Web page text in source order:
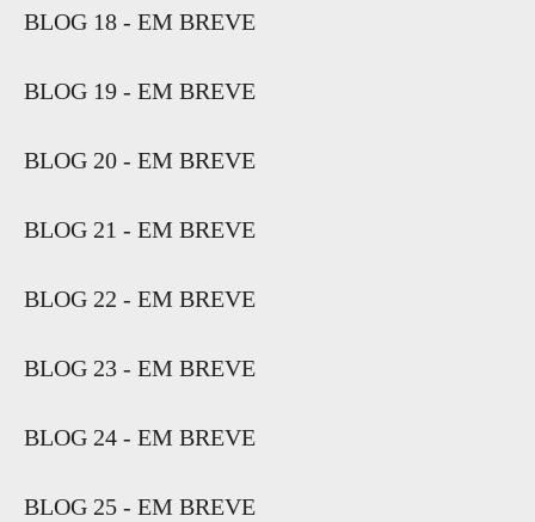
BLOG 18 - EM BREVE
BLOG 19 - EM BREVE
BLOG 20 - EM BREVE
BLOG 21 - EM BREVE
BLOG 22 - EM BREVE
BLOG 23 - EM BREVE
BLOG 24 - EM BREVE
BLOG 25 - EM BREVE